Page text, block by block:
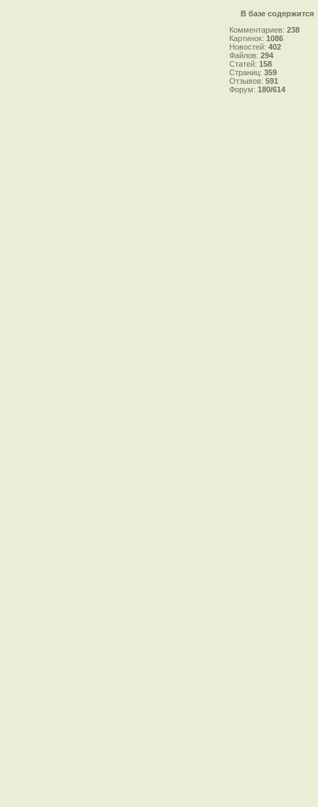
В базе содержится
Комментариев: 238
Картинок: 1086
Новостей: 402
Файлов: 294
Статей: 158
Страниц: 359
Отзывов: 591
Форум: 180/614